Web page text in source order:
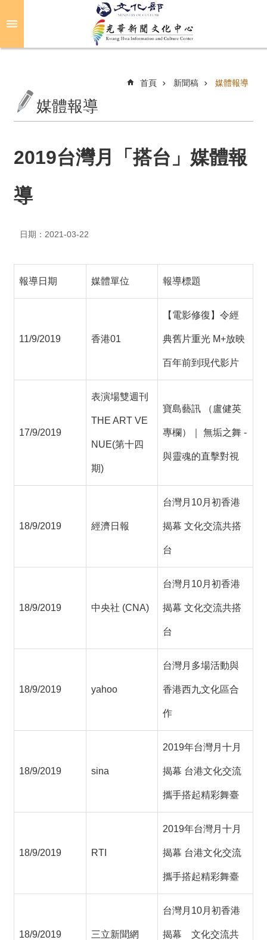
關
光
華
活
動
首頁 新聞稿 媒體報導
媒體報導
2019台灣月「搭台」媒體報
導
日期：2021-03-22
報導日期 媒體單位 報導標題
11/9/2019 香港01
【電影修復】令經
典舊片重光 M+放映
百年前到現代影片
17/9/2019
表演場雙週刊
THE ART VE
NUE(第十四
期)
寶島藝訊 （盧健英
專欄）｜ 無垢之舞 -
與靈魂的直擊對視
18/9/2019 經濟日報
台灣月10月初香港
揭幕 文化交流共搭
台
18/9/2019 中央社 (CNA)
台灣月10月初香港
揭幕 文化交流共搭
台
18/9/2019 yahoo
台灣月多場活動與
香港西九文化區合
作
18/9/2019 sina
2019年台灣月十月
揭幕 台港文化交流
攜手搭起精彩舞臺
18/9/2019 RTI
2019年台灣月十月
揭幕 台港文化交流
攜手搭起精彩舞臺
18/9/2019 三立新聞網
台灣月10月初香港
揭幕 文化交流共